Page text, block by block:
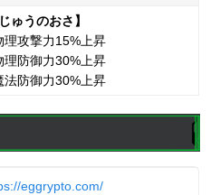
ゅうのおさ】
理攻撃力15%上昇
理防御力30%上昇
法防御力30%上昇
eggrypto.com/